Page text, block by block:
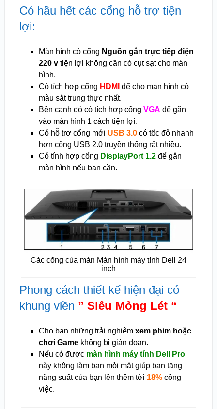
Có hầu hết các cổng hỗ trợ tiện
lợi:
Màn hình có cổng Nguồn gắn trực tiếp điện
220 vtiện lợi không cần có cụt sạt cho màn
hình.
Có tích hợp cổng HDMI để cho màn hình có
màu sắt trung thực nhất.
Bên cạnh đó có tích hợp cổng VGA để gắn
vào màn hình 1 cách tiện lợi.
Có hỗ trợ cổng mới USB 3.0có tốc độ nhanh
hơn cổng USB 2.0 truyền thống rất nhiều.
Có tính hợp cổng DisplayPort 1.2 để gắn
màn hình nếu bạn cần.
Các cổng của màn Màn hình máy tính Dell 24
inch
Phong cách thiết kế hiện đại có
khung viền ” Siêu Mỏng Lét “
Cho bạn những trải nghiệm xem phim hoặc
chơi Gamekhông bị gián đoạn.
Nếu có được màn hình máy tính Dell Pro
này không làm bạn mỏi mắt giúp bạn tăng
năng suất của bạn lên thêm tới 18% công
việc.